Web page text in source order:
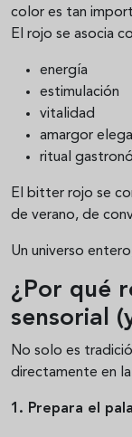
color es tan
El rojo se asocia
energía
estimulación
vitalidad
amargor
ritual
El bitter rojo se
de verano, de
Un universo
¿Por qué
sensorial
No solo es
directamente en
1. Prepara el